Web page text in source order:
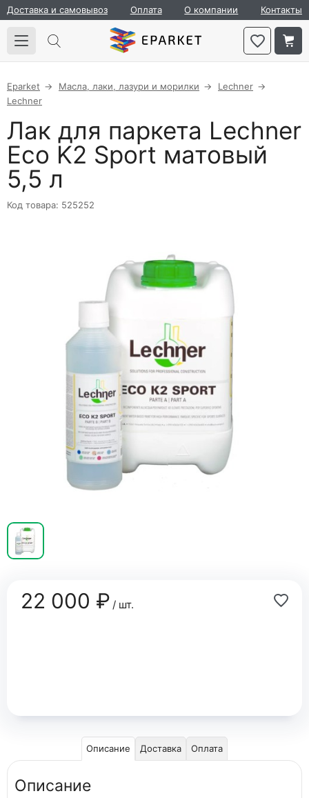
Доставка и самовывоз Оплата О компании Контакты
Eparket Масла, лаки, лазури и морилки
Lechner
Lechner
Лак для паркета Lechner
Eco K2 Sport матовый
5,5 л
Код товара: 525252
22 000 ₽/ шт.
Описание Доставка Оплата
Описание